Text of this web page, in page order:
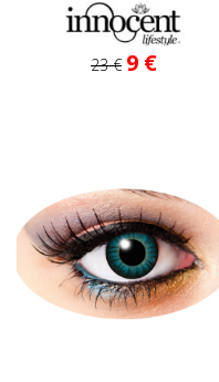
23€ Ursprünglicher
9 €Aktueller